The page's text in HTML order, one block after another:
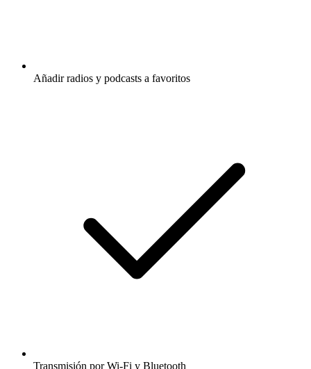
Añadir radios y podcasts a favoritos
Transmisión por Wi-Fi y Bluetooth